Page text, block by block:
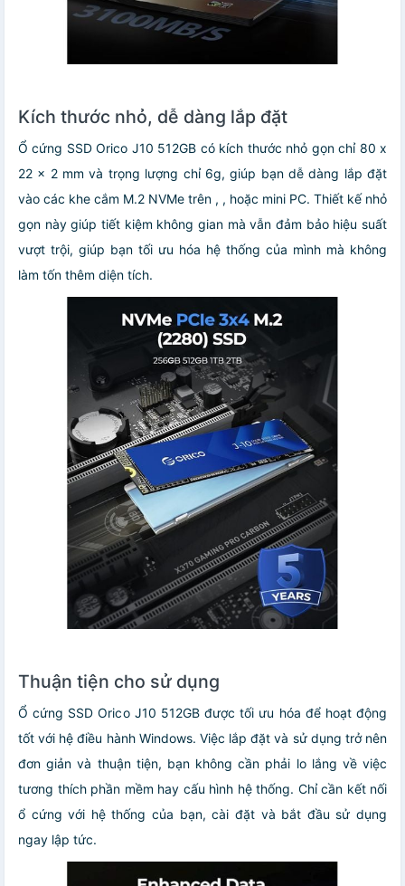
Kích thước nhỏ, dễ dàng lắp đặt
Ổ cứng SSD Orico J10 512GB có kích thước nhỏ gọn chỉ 80 x
22 x 2 mm và trọng lượng chỉ 6g, giúp bạn dễ dàng lắp đặt
vào các khe cắm M.2 NVMe trên , , hoặc mini PC. Thiết kế nhỏ
gọn này giúp tiết kiệm không gian mà vẫn đảm bảo hiệu suất
vượt trội, giúp bạn tối ưu hóa hệ thống của mình mà không
làm tốn thêm diện tích.
Thuận tiện cho sử dụng
Ổ cứng SSD Orico J10 512GB được tối ưu hóa để hoạt động
tốt với hệ điều hành Windows. Việc lắp đặt và sử dụng trở nên
đơn giản và thuận tiện, bạn không cần phải lo lắng về việc
tương thích phần mềm hay cấu hình hệ thống. Chỉ cần kết nối
ổ cứng với hệ thống của bạn, cài đặt và bắt đầu sử dụng
ngay lập tức.